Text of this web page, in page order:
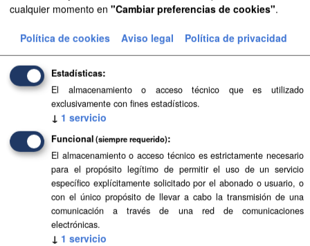
Aprobación Definitiva...
Aprobación Definitiva...
Aprobación Definitiva...
Aprobación Definitiva...
Aprobación Definitiva...
Aprobación Definitiva...
Aprobación Definitiva...
cualquier momento en "Cambiar preferencias de cookies".
Política de cookies Aviso legal Política de privacidad
Estadísticas
El almacenamiento o acceso técnico que es utilizado
exclusivamente con fines estadísticos.
↓ 1 servicio
Funcional (siempre requerido)
El almacenamiento o acceso técnico es estrictamente necesario
para el propósito legítimo de permitir el uso de un servicio
específico explícitamente solicitado por el abonado o usuario, o
con el único propósito de llevar a cabo la transmisión de una
comunicación a través de una red de comunicaciones
electrónicas.
↓ 1 servicio